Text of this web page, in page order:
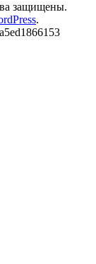
защищены.
.